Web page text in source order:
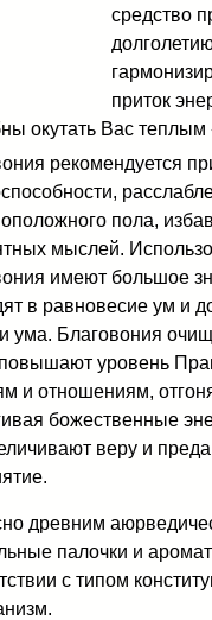
средство
приток
окутать Вас
рекомендуется
пола,
мыслей.
имеют большое
в равновесие ум и
ума. Благовония
уровень
и отношениям,
божественные
веру и
древним
палочки и
с типом